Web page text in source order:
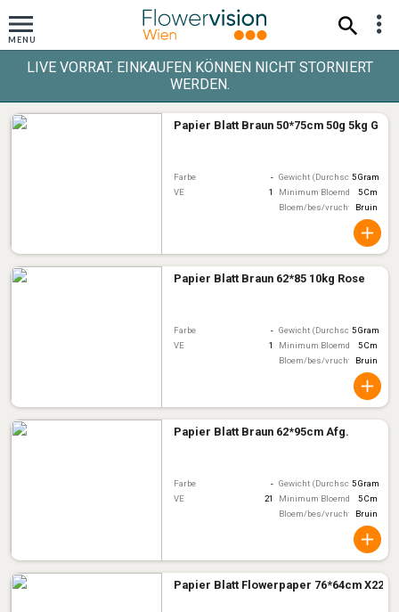
LIVE VORRAT. EINKAUFEN KÖNNEN NICHT STORNIERT
WERDEN.
Papier Blatt Braun 50*75cm 50g 5kg G
Farbe - Gewicht (Durchschnitt)
5 Gram
VE
1 Minimum Bloemdiameter
5 Cm
Bloem/bes/vruchtkleur
Bruin
Papier Blatt Braun 62*85 10kg Rose
Farbe - Gewicht (Durchschnitt)
5 Gram
VE
1 Minimum Bloemdiameter
5 Cm
Bloem/bes/vruchtkleur
Bruin
Papier Blatt Braun 62*95cm Afg.
Farbe - Gewicht (Durchschnitt)
5 Gram
VE
21 Minimum Bloemdiameter
5 Cm
Bloem/bes/vruchtkleur
Bruin
Papier Blatt Flowerpaper 76*64cm X225